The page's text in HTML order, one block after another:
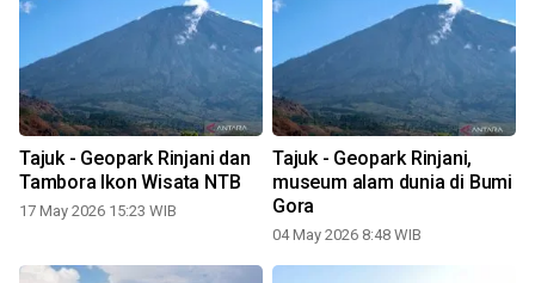
Tajuk - Geopark Rinjani dan
Tambora Ikon Wisata NTB
17 May 2026 15:23 WIB
Tajuk - Geopark Rinjani,
museum alam dunia di Bumi
Gora
04 May 2026 8:48 WIB